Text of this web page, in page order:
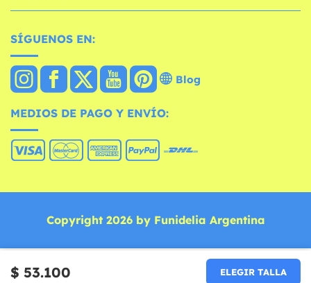
$ 53.100 ELEGIR TALLA
SÍGUENOS EN:
Blog
MEDIOS DE PAGO Y ENVÍO:
Copyright 2026 by Funidelia Argentina